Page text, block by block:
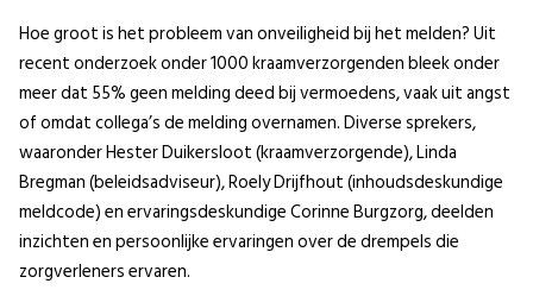
Hoe groot is het probleem van onveiligheid bij het melden? Uit
recent onderzoek onder 1000 kraamverzorgenden bleek onder
meer dat 55% geen melding deed bij vermoedens, vaak uit angst
of omdat collega’s de melding overnamen. Diverse sprekers,
waaronder Hester Duikersloot (kraamverzorgende), Linda
Bregman (beleidsadviseur), Roely Drijfhout (inhoudsdeskundige
meldcode) en ervaringsdeskundige Corinne Burgzorg, deelden
inzichten en persoonlijke ervaringen over de drempels die
zorgverleners ervaren.